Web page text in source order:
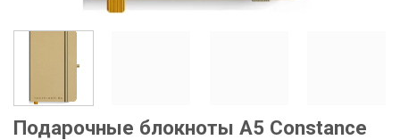
Подарочные блокноты A5 Constance